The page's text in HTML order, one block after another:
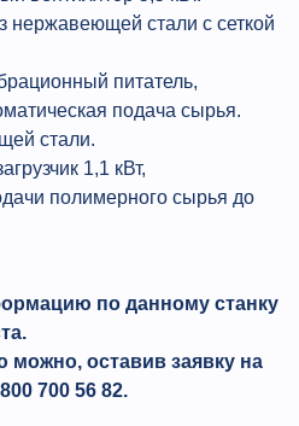
нержавеющей стали с сеткой
питатель,
подача сырья.
стали.
1,1 кВт,
полимерного сырья до
по данному станку
можно, оставив заявку на
700 56 82.